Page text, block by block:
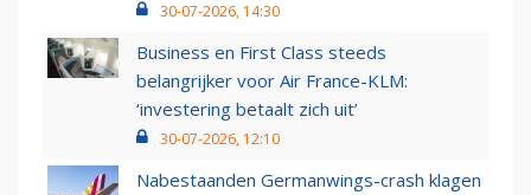
30-07-2026, 14:30
Business en First Class steeds
belangrijker voor Air France-KLM:
‘investering betaalt zich uit’
30-07-2026, 12:10
Nabestaanden Germanwings-crash klagen